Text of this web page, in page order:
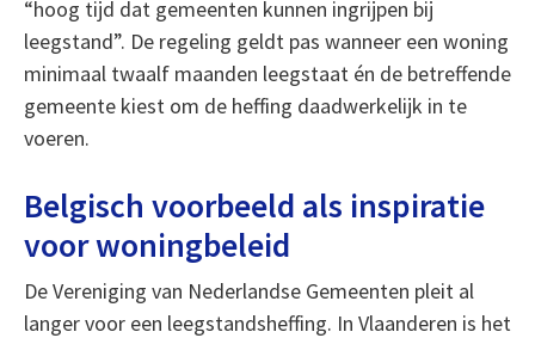
“hoog tijd dat gemeenten kunnen ingrijpen bij
leegstand”. De regeling geldt pas wanneer een woning
minimaal twaalf maanden leegstaat én de betreffende
gemeente kiest om de heffing daadwerkelijk in te
voeren.
Belgisch voorbeeld als inspiratie
voor woningbeleid
De Vereniging van Nederlandse Gemeenten pleit al
langer voor een leegstandsheffing. In Vlaanderen is het